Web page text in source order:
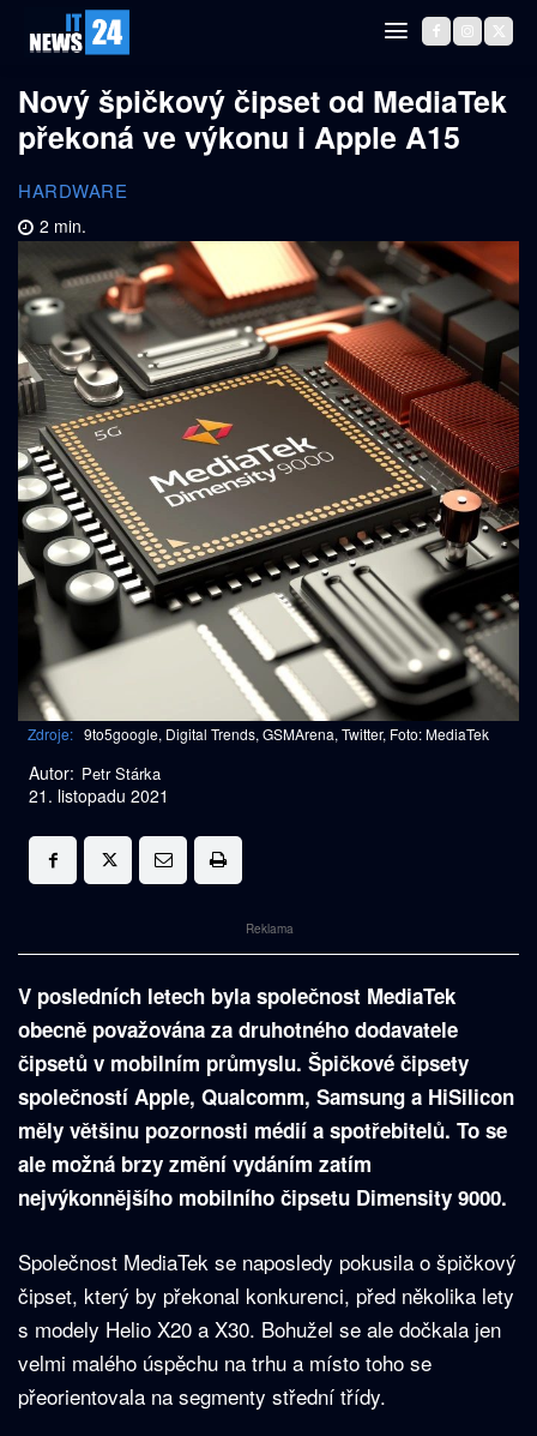
Nový špičkový čipset od MediaTek
překoná ve výkonu i Apple A15
HARDWARE
2 min.
Zdroje: 9to5google, Digital Trends, GSMArena, Twitter, Foto: MediaTek
Autor: Petr Stárka
21. listopadu 2021
Reklama
V posledních letech byla společnost MediaTek
obecně považována za druhotného dodavatele
čipsetů v mobilním průmyslu. Špičkové čipsety
společností Apple, Qualcomm, Samsung a HiSilicon
měly většinu pozornosti médií a spotřebitelů. To se
ale možná brzy změní vydáním zatím
nejvýkonnějšího mobilního čipsetu Dimensity 9000.
Společnost MediaTek se naposledy pokusila o špičkový
čipset, který by překonal konkurenci, před několika lety
s modely Helio X20 a X30. Bohužel se ale dočkala jen
velmi malého úspěchu na trhu a místo toho se
přeorientovala na segmenty střední třídy.